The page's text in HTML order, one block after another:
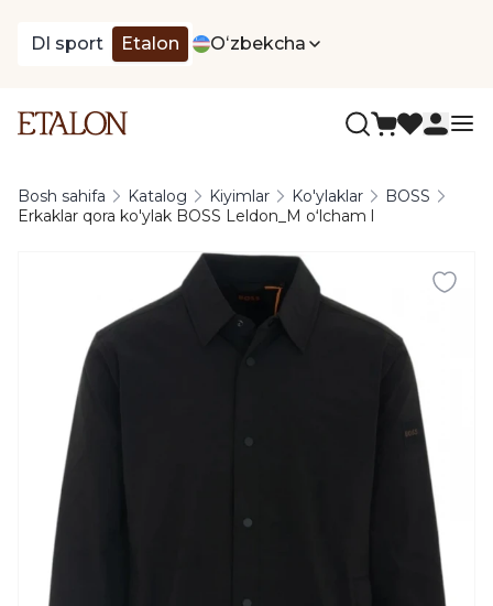
DI sport Etalon Oʻzbekcha
Bosh sahifa Katalog Kiyimlar Ko'ylaklar
BOSS
Erkaklar qora ko'ylak BOSS Leldon_M oʻlcham l